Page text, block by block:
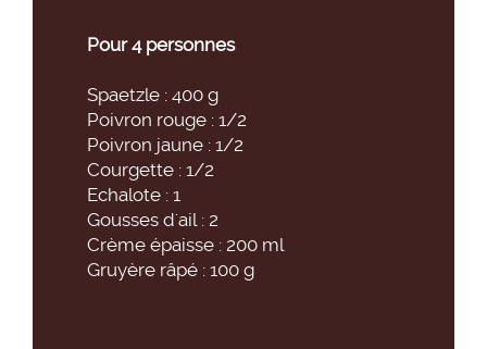
Pour 4 personnes
Spaetzle : 400 g
Poivron rouge : 1/2
Poivron jaune : 1/2
Courgette : 1/2
Echalote : 1
Gousses d'ail : 2
Crème épaisse : 200 ml
Gruyère râpé : 100 g